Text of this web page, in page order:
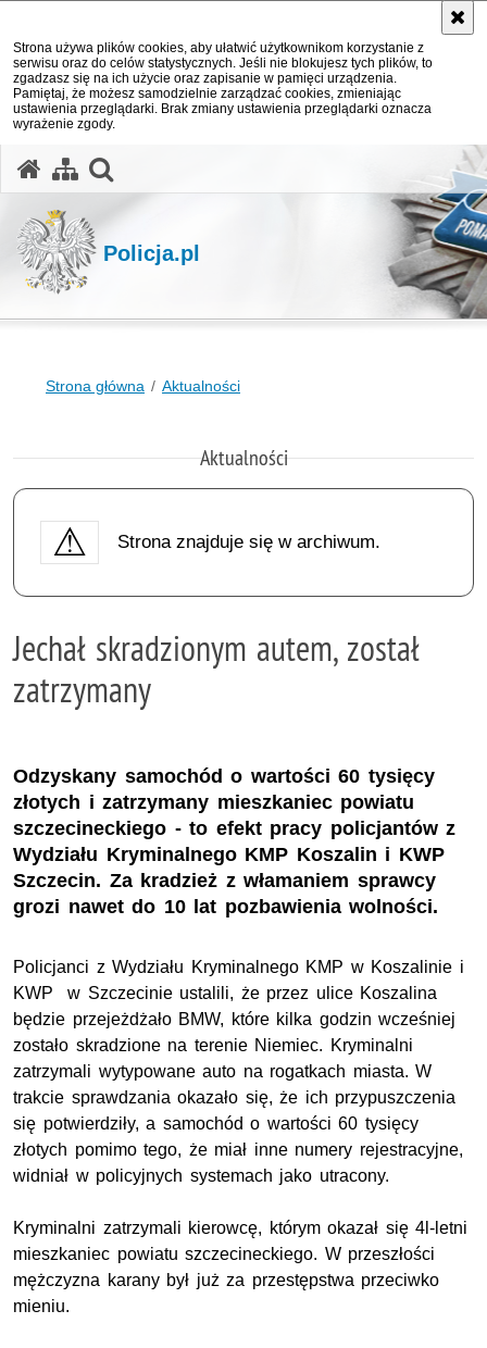
Strona używa plików cookies, aby ułatwić użytkownikom korzystanie z
serwisu oraz do celów statystycznych. Jeśli nie blokujesz tych plików, to
zgadzasz się na ich użycie oraz zapisanie w pamięci urządzenia.
Pamiętaj, że możesz samodzielnie zarządzać cookies, zmieniając
ustawienia przeglądarki. Brak zmiany ustawienia przeglądarki oznacza
wyrażenie zgody.
Policja.pl
Strona główna Aktualności
Aktualności
Strona znajduje się w archiwum.
Jechał skradzionym autem, został
zatrzymany
Odzyskany samochód o wartości 60 tysięcy
złotych i zatrzymany mieszkaniec powiatu
szczecineckiego - to efekt pracy policjantów z
Wydziału Kryminalnego KMP Koszalin i KWP
Szczecin. Za kradzież z włamaniem sprawcy
grozi nawet do 10 lat pozbawienia wolności.
Policjanci z Wydziału Kryminalnego KMP w Koszalinie i
KWP w Szczecinie ustalili, że przez ulice Koszalina
będzie przejeżdżało BMW, które kilka godzin wcześniej
zostało skradzione na terenie Niemiec. Kryminalni
zatrzymali wytypowane auto na rogatkach miasta. W
trakcie sprawdzania okazało się, że ich przypuszczenia
się potwierdziły, a samochód o wartości 60 tysięcy
złotych pomimo tego, że miał inne numery rejestracyjne,
widniał w policyjnych systemach jako utracony.
Kryminalni zatrzymali kierowcę, którym okazał się 4l-letni
mieszkaniec powiatu szczecineckiego. W przeszłości
mężczyzna karany był już za przestępstwa przeciwko
mieniu.